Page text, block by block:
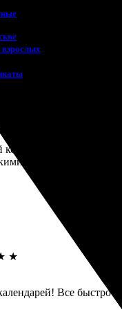
осталась довольна.
попробовать всем!
компании! Создала
Качество печати
★
Все быстро и